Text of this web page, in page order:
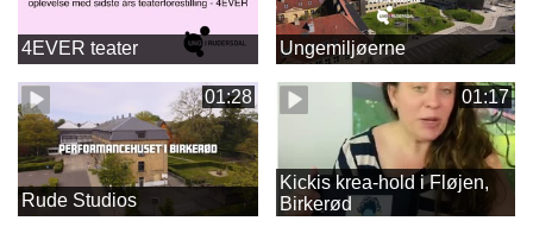
4EVER teater Ungemiljøerne
01:28
Rude Studios
01:17
Kickis krea-hold i Fløjen,
Birkerød